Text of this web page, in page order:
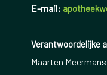
E-mail:
Verantwoordelijke
Maarten Meermans